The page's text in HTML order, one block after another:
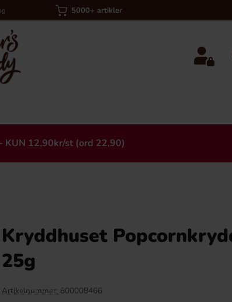
5000+ artikler
KUN 12,90kr/st (ord 22,90)
Kryddhuset
25g
Artikelnummer: 800008466